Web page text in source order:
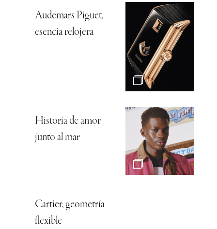
Audemars Piguet,
esencia relojera
Historia de amor
junto al mar
Cartier, geometría
flexible